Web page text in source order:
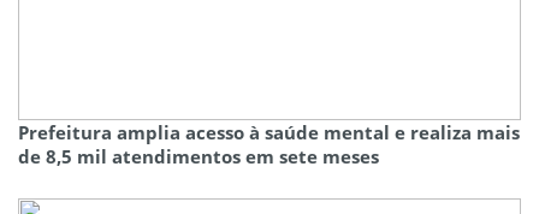
Prefeitura amplia acesso à saúde mental e realiza mais
de 8,5 mil atendimentos em sete meses